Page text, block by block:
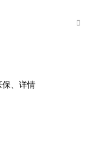

保、详情